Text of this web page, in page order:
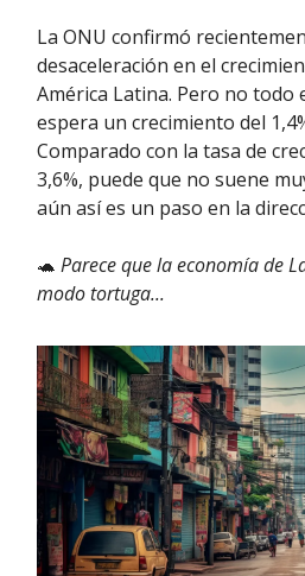
La ONU confirmó
desaceleración en el
América Latina. Pero no todo
espera un crecimiento del
Comparado con la tasa de
3,6%, puede que no suene
aún así es un paso en la
🐢 Parece que la economía de
modo tortuga...